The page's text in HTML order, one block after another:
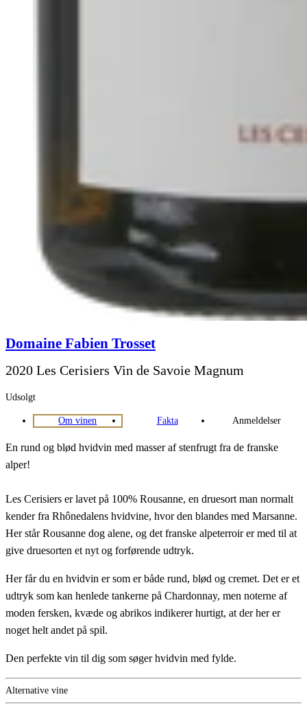
Domaine Fabien Trosset
2020 Les Cerisiers Vin de Savoie Magnum
Udsolgt
Om vinen Fakta Anmeldelser
En rund og blød hvidvin med masser af stenfrugt fra de franske
alper!
Les Cerisiers er lavet på 100% Rousanne, en druesort man normalt
kender fra Rhônedalens hvidvine, hvor den blandes med Marsanne.
Her står Rousanne dog alene, og det franske alpeterroir er med til at
give druesorten et nyt og forførende udtryk.
Her får du en hvidvin er som er både rund, blød og cremet. Det er et
udtryk som kan henlede tankerne på Chardonnay, men noterne af
moden fersken, kvæde og abrikos indikerer hurtigt, at der her er
noget helt andet på spil.
Den perfekte vin til dig som søger hvidvin med fylde.
Alternative vine